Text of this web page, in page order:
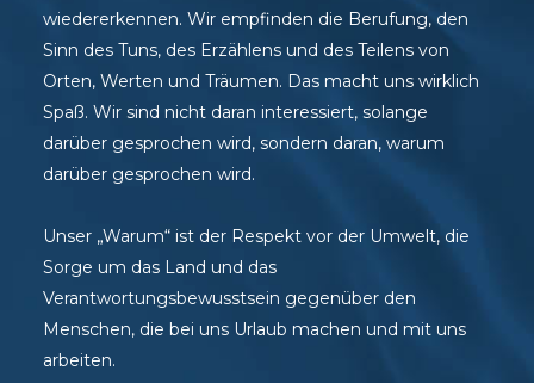
wiedererkennen. Wir empfinden die Berufung, den
Sinn des Tuns, des Erzählens und des Teilens von
Orten, Werten und Träumen. Das macht uns wirklich
Spaß. Wir sind nicht daran interessiert, solange
darüber gesprochen wird, sondern daran, warum
darüber gesprochen wird.
Unser „Warum“ ist der Respekt vor der Umwelt, die
Sorge um das Land und das
Verantwortungsbewusstsein gegenüber den
Menschen, die bei uns Urlaub machen und mit uns
arbeiten.